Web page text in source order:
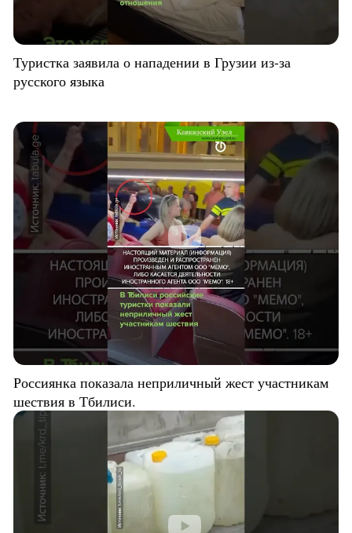
Туристка заявила о нападении в Грузии из-за
русского языка
Россиянка показала неприличный жест участникам
шествия в Тбилиси.